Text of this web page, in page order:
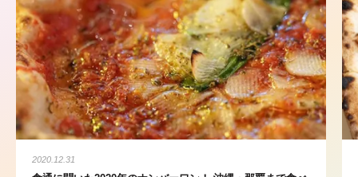
2020.12.31